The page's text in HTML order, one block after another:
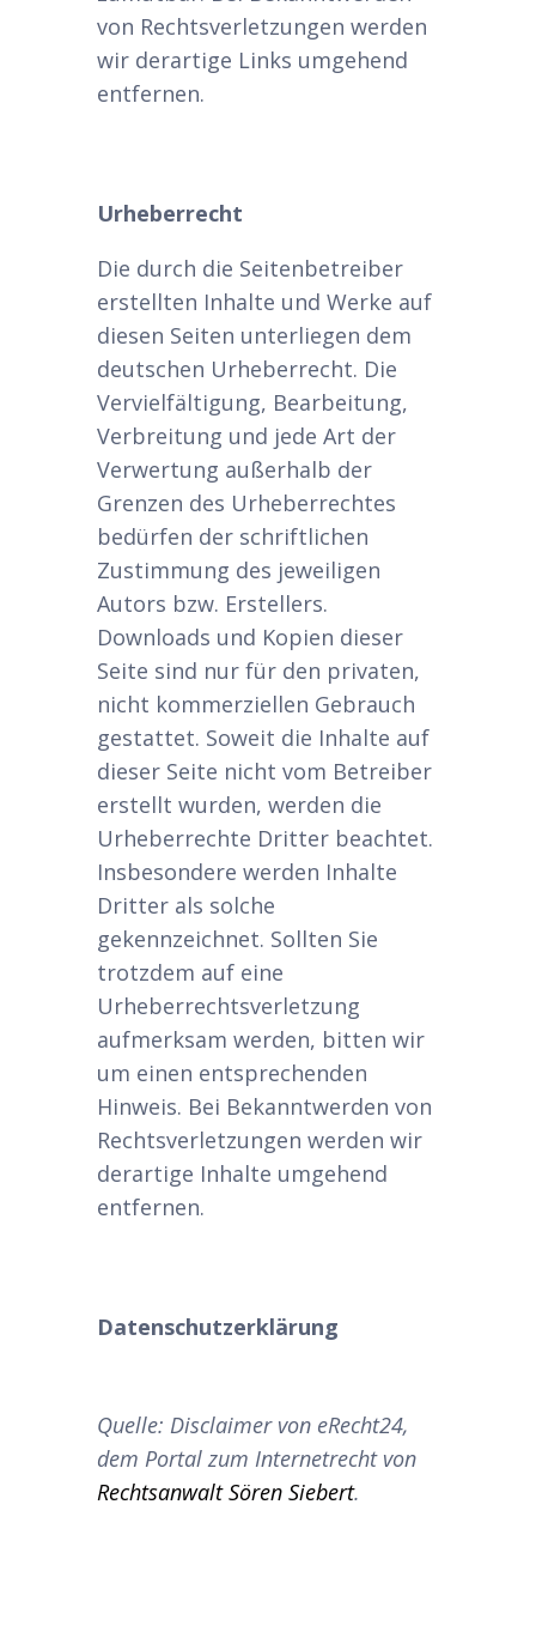
von Rechtsverletzungen werden
wir derartige Links umgehend
entfernen.
Urheberrecht
Die durch die Seitenbetreiber
erstellten Inhalte und Werke auf
diesen Seiten unterliegen dem
deutschen Urheberrecht. Die
Vervielfältigung, Bearbeitung,
Verbreitung und jede Art der
Verwertung außerhalb der
Grenzen des Urheberrechtes
bedürfen der schriftlichen
Zustimmung des jeweiligen
Autors bzw. Erstellers.
Downloads und Kopien dieser
Seite sind nur für den privaten,
nicht kommerziellen Gebrauch
gestattet. Soweit die Inhalte auf
dieser Seite nicht vom Betreiber
erstellt wurden, werden die
Urheberrechte Dritter beachtet.
Insbesondere werden Inhalte
Dritter als solche
gekennzeichnet. Sollten Sie
trotzdem auf eine
Urheberrechtsverletzung
aufmerksam werden, bitten wir
um einen entsprechenden
Hinweis. Bei Bekanntwerden von
Rechtsverletzungen werden wir
derartige Inhalte umgehend
entfernen.
Datenschutzerklärung
Quelle: Disclaimer von eRecht24,
dem Portal zum Internetrecht von
Rechtsanwalt Sören Siebert.